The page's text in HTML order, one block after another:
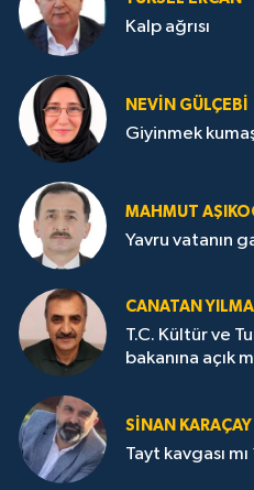
Kalp ağrısı
NEVİN GÜLÇEBİ
Giyinmek
MAHMUT
Yavru vatanın
CANATAN
T.C. Kültür ve
bakanına açık
SİNAN KARAÇAY
Tayt kavgası mı